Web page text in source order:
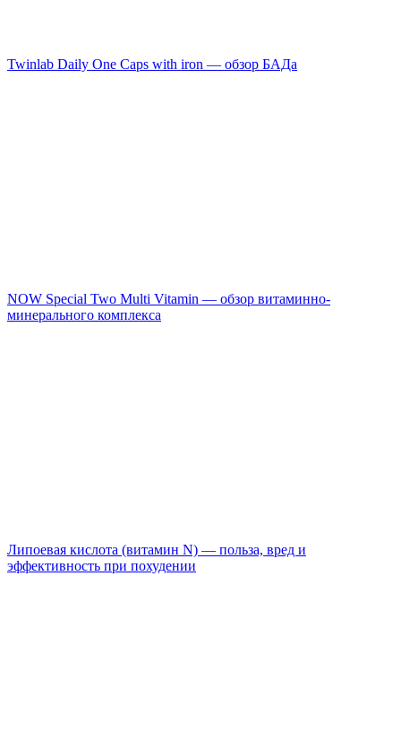
Twinlab Daily One Caps with iron — обзор БАДа
NOW Special Two Multi Vitamin — обзор витаминно-
минерального комплекса
Липоевая кислота (витамин N) — польза, вред и
эффективность при похудении